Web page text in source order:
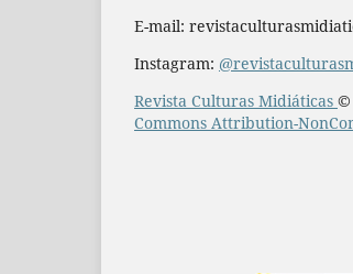
E-mail:
Instagram:
Revista Culturas Midiáticas ©
Commons Attribution-